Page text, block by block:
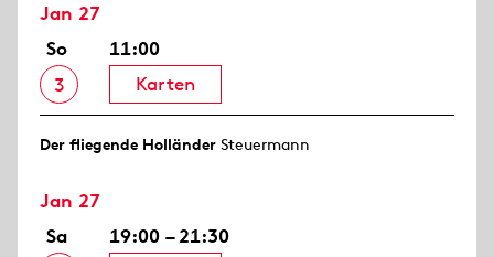
Jan 27
So
3
11:00
Karten
Der fliegende Holländer Steuermann
Jan 27
Sa
19:00 – 21:30